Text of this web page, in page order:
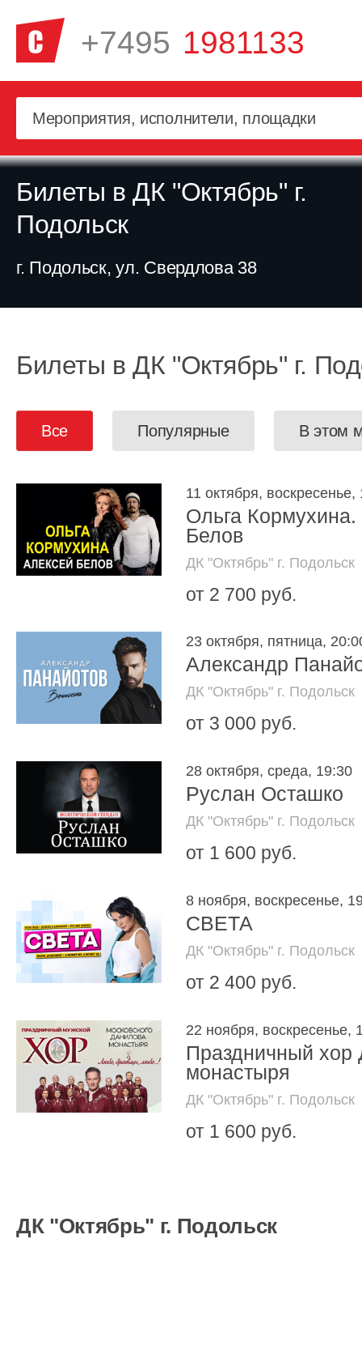
+7495 1981133
Билеты в ДК "Октябрь" г.
Подольск
г. Подольск, ул. Свердлова 38
Билеты в ДК "Октябрь" г.
Все Популярные В этом
11 октября, воскресенье,
Ольга
Белов
ДК "Октябрь" г. Подольск
от 2 700 руб.
23 октября, пятница,
Александр
ДК "Октябрь" г. Подольск
от 3 000 руб.
28 октября, среда, 19:30
Руслан Осташко
ДК "Октябрь" г. Подольск
от 1 600 руб.
8 ноября, воскресенье,
СВЕТА
ДК "Октябрь" г. Подольск
от 2 400 руб.
22 ноября, воскресенье,
Праздничный хор
монастыря
ДК "Октябрь" г. Подольск
от 1 600 руб.
ДК "Октябрь" г. Подольск